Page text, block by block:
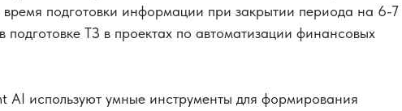
время подготовки информации при закрытии периода на 6-7
подготовке ТЗ в проектах по автоматизации финансовых
AI используют умные инструменты для формирования